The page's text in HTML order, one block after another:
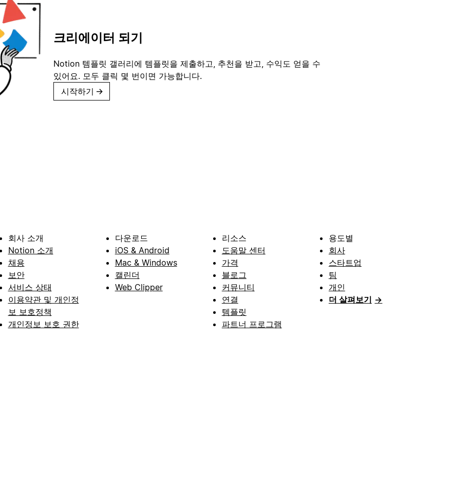
크리에이터 되기
Notion 템플릿 갤러리에 템플릿을 제출하고, 추천을 받고, 수익도 얻을 수
있어요. 모두 클릭 몇 번이면 가능합니다.
시작하기 →
회사 소개
Notion 소개
채용
보안
서비스 상태
이용약관 및 개인정
보 보호정책
개인정보 보호 권한
다운로드
iOS & Android
Mac & Windows
캘린더
Web Clipper
리소스
도움말 센터
가격
블로그
커뮤니티
연결
템플릿
파트너 프로그램
용도별
회사
스타트업
팀
개인
더 살펴보기 →